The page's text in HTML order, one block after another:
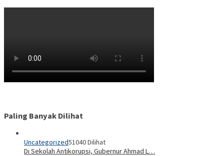
Paling Banyak Dilihat
Uncategorized51040 Dilihat
Di Sekolah Antikorupsi, Gubernur Ahmad L…